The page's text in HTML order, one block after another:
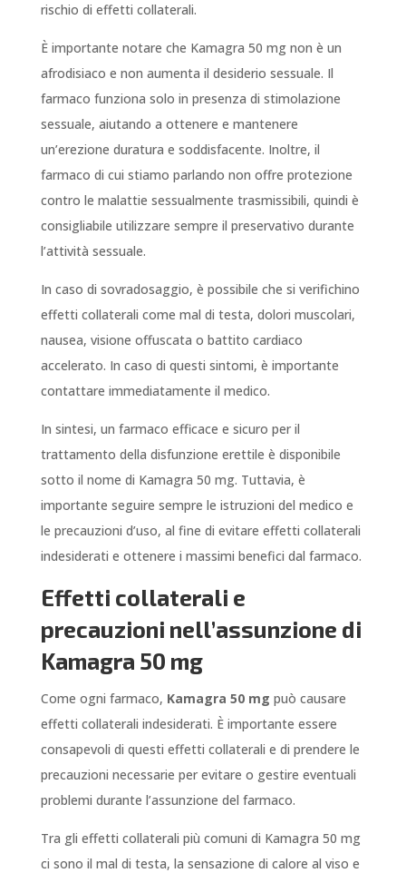
rischio di effetti collaterali.
È importante notare che Kamagra 50 mg non è un
afrodisiaco e non aumenta il desiderio sessuale. Il
farmaco funziona solo in presenza di stimolazione
sessuale, aiutando a ottenere e mantenere
un’erezione duratura e soddisfacente. Inoltre, il
farmaco di cui stiamo parlando non offre protezione
contro le malattie sessualmente trasmissibili, quindi è
consigliabile utilizzare sempre il preservativo durante
l’attività sessuale.
In caso di sovradosaggio, è possibile che si verifichino
effetti collaterali come mal di testa, dolori muscolari,
nausea, visione offuscata o battito cardiaco
accelerato. In caso di questi sintomi, è importante
contattare immediatamente il medico.
In sintesi, un farmaco efficace e sicuro per il
trattamento della disfunzione erettile è disponibile
sotto il nome di Kamagra 50 mg. Tuttavia, è
importante seguire sempre le istruzioni del medico e
le precauzioni d’uso, al fine di evitare effetti collaterali
indesiderati e ottenere i massimi benefici dal farmaco.
Effetti collaterali e
precauzioni nell’assunzione di
Kamagra 50 mg
Come ogni farmaco, Kamagra 50 mg può causare
effetti collaterali indesiderati. È importante essere
consapevoli di questi effetti collaterali e di prendere le
precauzioni necessarie per evitare o gestire eventuali
problemi durante l’assunzione del farmaco.
Tra gli effetti collaterali più comuni di Kamagra 50 mg
ci sono il mal di testa, la sensazione di calore al viso e